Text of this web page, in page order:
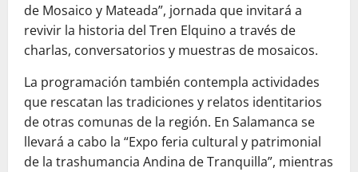
de Mosaico y Mateada”, jornada que invitará a
revivir la historia del Tren Elquino a través de
charlas, conversatorios y muestras de mosaicos.
La programación también contempla actividades
que rescatan las tradiciones y relatos identitarios
de otras comunas de la región. En Salamanca se
llevará a cabo la “Expo feria cultural y patrimonial
de la trashumancia Andina de Tranquilla”, mientras